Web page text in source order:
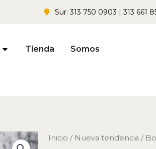
Sur: 313 750 0903 | 313 661
Open Productos
Tienda Somos
Inicio / Nueva tendencia /